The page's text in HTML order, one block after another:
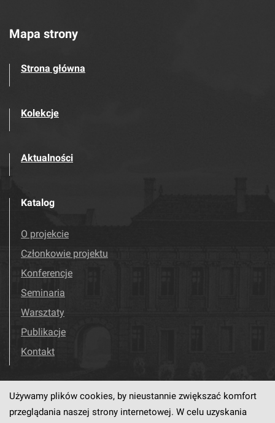
Mapa strony
Strona główna
Kolekcje
Aktualności
Katalog
O projekcie
Członkowie projektu
Konferencje
Seminaria
Warsztaty
Publikacje
Kontakt
Odwiedź nas! Facebook
Używamy plików cookies, by nieustannie zwiększać komfort
przeglądania naszej strony internetowej. W celu uzyskania